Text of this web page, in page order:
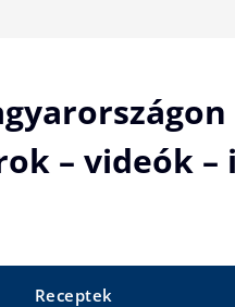
– videók
Receptek